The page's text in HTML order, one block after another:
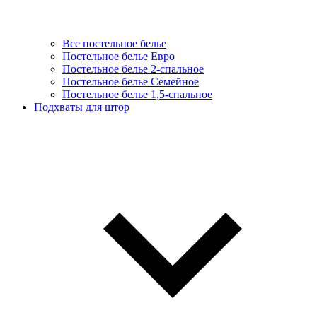
Все постельное белье
Постельное белье Евро
Постельное белье 2-спальное
Постельное белье Семейное
Постельное белье 1,5-спальное
Подхваты для штор